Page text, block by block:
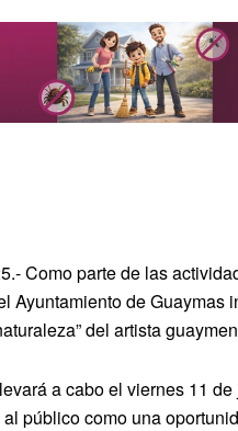
Como parte de las
Ayuntamiento de Guaymas
del artista
a cabo el viernes 11
público como una